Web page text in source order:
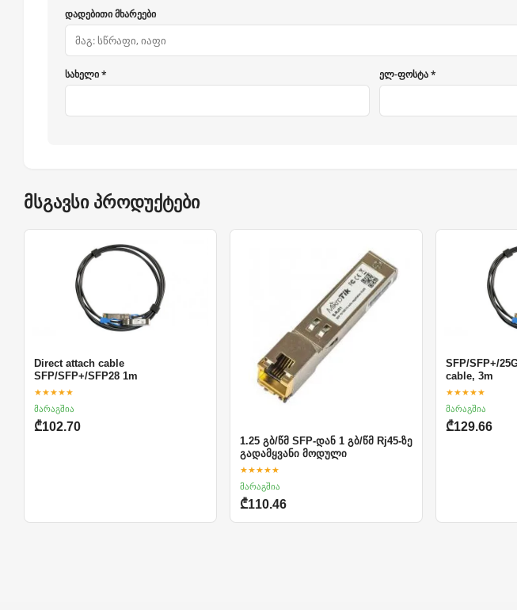
დადებითი მხარეები
სახელი * ელ-ფოსტა *
მსგავსი პროდუქტები
Direct attach cable
SFP/SFP+/SFP28 1m
★★★★★
მარაგშია
₾102.70
1.25 გბ/წმ SFP-დან 1 გბ/წმ Rj45-ზე
გადამყვანი მოდული
★★★★★
მარაგშია
₾110.46
SFP/SFP+/
cable, 3m
★★★★★
მარაგშია
₾129.66